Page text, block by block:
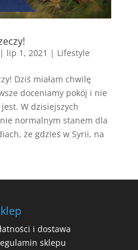
| lip 1, 2021 | Lifestyle
Dziś miałam chwilę
doceniamy pokój i nie
W dzisiejszych
normalnym stanem dla
że gdzieś w Syrii, na
i dostawa
sklepu